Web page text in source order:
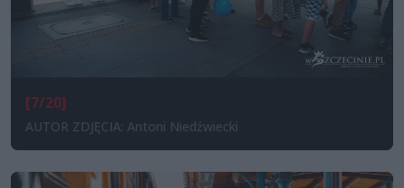
[7/20]
AUTOR ZDJĘCIA: Antoni Niedźwiecki